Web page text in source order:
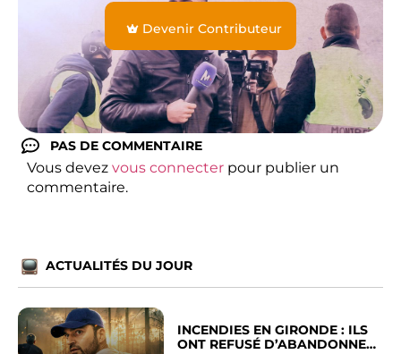
Devenir Contributeur
PAS DE COMMENTAIRE
Vous devez vous connecter pour publier un
commentaire.
ACTUALITÉS DU JOUR
INCENDIES EN GIRONDE : ILS
ONT REFUSÉ D’ABANDONNER